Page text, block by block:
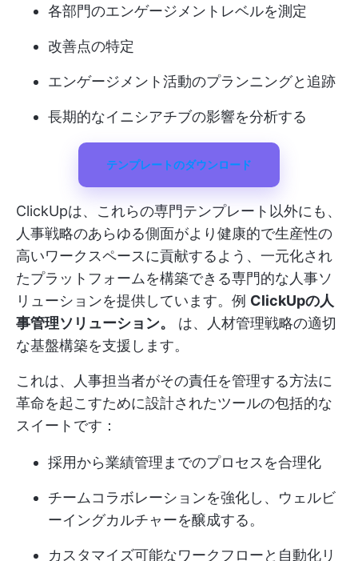
各部門のエンゲージメントレベルを測定
改善点の特定
エンゲージメント活動のプランニングと追跡
長期的なイニシアチブの影響を分析する
テンプレートのダウンロード
ClickUpは、これらの専門テンプレート以外にも、
人事戦略のあらゆる側面がより健康的で生産性の
高いワークスペースに貢献するよう、一元化され
たプラットフォームを構築できる専門的な人事ソ
リューションを提供しています。例 ClickUpの人
事管理ソリューション。
は、人材管理戦略の適切
な基盤構築を支援します。
これは、人事担当者がその責任を管理する方法に
革命を起こすために設計されたツールの包括的な
スイートです：
採用から業績管理までのプロセスを合理化
チームコラボレーションを強化し、ウェルビ
ーイングカルチャーを醸成する。
カスタマイズ可能なワークフローと自動化リ